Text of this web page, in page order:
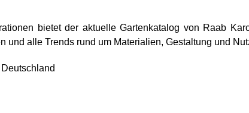
bietet der aktuelle Gartenkatalog von Raab
und alle Trends rund um Materialien, Gestaltung und